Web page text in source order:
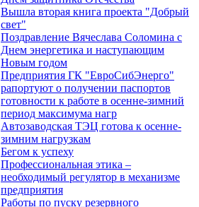
Вышла вторая книга проекта "Добрый
свет"
Поздравление Вячеслава Соломина с
Днем энергетика и наступающим
Новым годом
Предприятия ГК "ЕвроСибЭнерго"
рапортуют о получении паспортов
готовности к работе в осенне-зимний
период максимума нагр
Автозаводская ТЭЦ готова к осенне-
зимним нагрузкам
Бегом к успеху
Профессиональная этика –
необходимый регулятор в механизме
предприятия
Работы по пуску резервного